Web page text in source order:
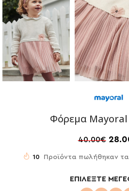
Φόρεμα Mayoral
40.00€
10 Προϊόντα πωλήθηκαν
ΕΠΙΛΈΞΤΕ